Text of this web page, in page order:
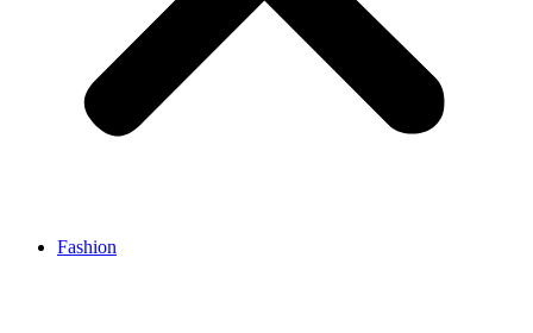
Fashion